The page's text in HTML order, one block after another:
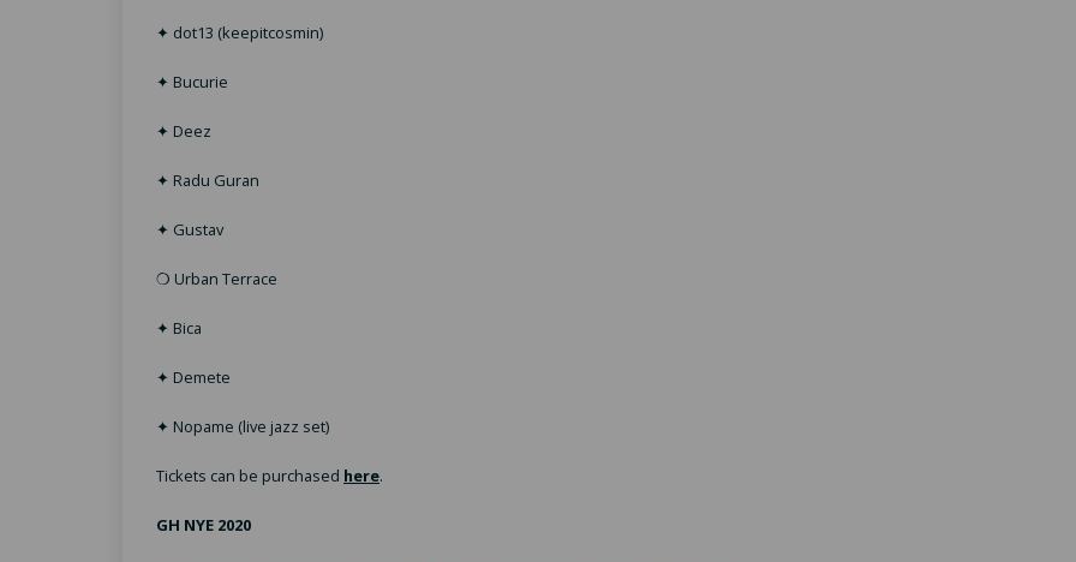
✦ dot13 (keepitcosmin)
✦ Bucurie
✦ Deez
✦ Radu Guran
✦ Gustav
❍ Urban Terrace
✦ Bica
✦ Demete
✦ Nopame (live jazz set)
Tickets can be purchased here.
GH NYE 2020